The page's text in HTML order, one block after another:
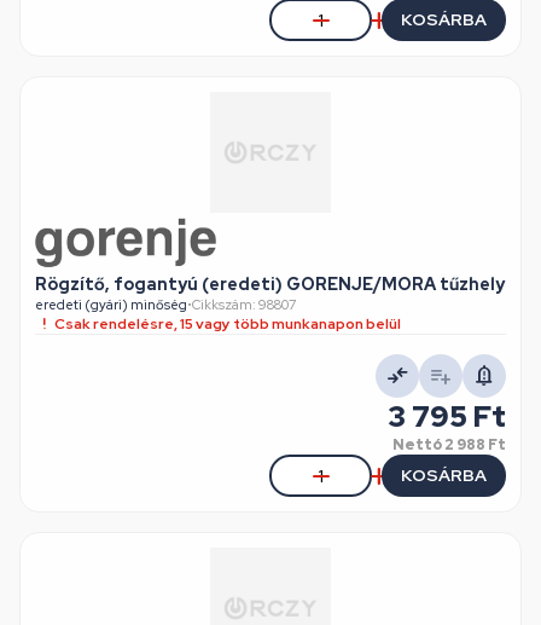
KOSÁRBA
Rögzítő, fogantyú (eredeti) GORENJE/MORA tűzhely
eredeti (gyári) minőség•Cikkszám: 98807
Csak rendelésre, 15 vagy több munkanapon belül
3 795 Ft
Nettó2 988 Ft
KOSÁRBA